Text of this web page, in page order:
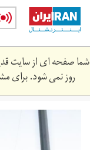
Skip
main
content
شما صفحه ای از سایت
روز نمی شود. برای
33.jpg